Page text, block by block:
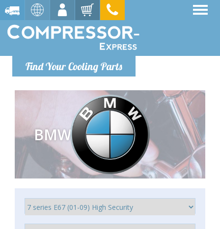
Find Your Cooling Parts
BMW